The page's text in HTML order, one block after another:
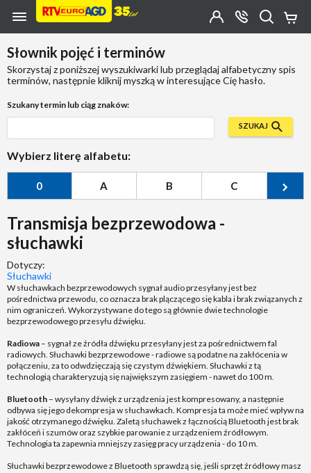
Przejdź do zawartości strony
Przejdź do wyszukiwarki
Przejdź do kategorii
Przejdź do stopki
OTWÓRZ
MENU
Moje
Konto
szukasz?
Słownik pojęć i terminów
Skorzystaj z poniższej wyszukiwarki lub przeglądaj alfabetyczny spis
terminów, następnie kliknij myszką w interesujące Cię hasło.
Szukany termin lub ciąg znaków:
SZUKAJ
Wybierz literę alfabetu:
0 A B C
Transmisja bezprzewodowa -
słuchawki
Dotyczy:
Słuchawki
W słuchawkach bezprzewodowych sygnał audio przesyłany jest bez
pośrednictwa przewodu, co oznacza brak plączącego się kabla i brak związanych z
nim ograniczeń. Wykorzystywane do tego są głównie dwie technologie
bezprzewodowego przesyłu dźwięku.
Radiowa – sygnał ze źródła dźwięku przesyłany jest za pośrednictwem fal
radiowych. Słuchawki bezprzewodowe - radiowe są podatne na zakłócenia w
połączeniu, za to odwdzięczają się czystym dźwiękiem. Słuchawki z tą
technologią charakteryzują się największym zasięgiem - nawet do 100 m.
Bluetooth – wysyłany dźwięk z urządzenia jest kompresowany, a następnie
odbywa się jego dekompresja w słuchawkach. Kompresja ta może mieć wpływ na
jakość otrzymanego dźwięku. Zaletą słuchawek z łącznością Bluetooth jest brak
zakłóceń i szumów oraz szybkie parowanie z urządzeniem źródłowym.
Technologia ta zapewnia mniejszy zasięg pracy urządzenia - do 10 m.
Słuchawki bezprzewodowe z Bluetooth sprawdzą się, jeśli sprzęt źródłowy masz